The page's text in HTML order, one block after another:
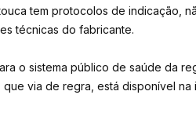
tem protocolos de indicação,
técnicas do fabricante.
o sistema público de saúde da
via de regra, está disponível na